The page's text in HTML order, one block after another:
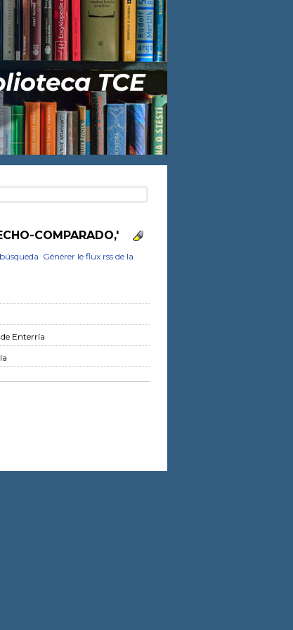
COMPARADO,'
Générer le flux rss de la
Enterría